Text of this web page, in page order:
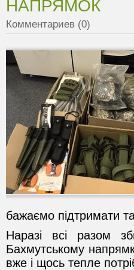
НАПРЯМОК
Комментариев (0)
бажаємо підтримати
Наразі всі разом
Бахмутському
вже і щось тепле